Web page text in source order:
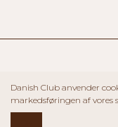
Danish Club anvender
markedsføringen af vores